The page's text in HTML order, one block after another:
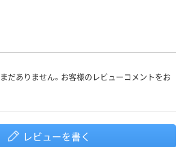
だありません。お客様のレビューコメントをお
レビューを書く